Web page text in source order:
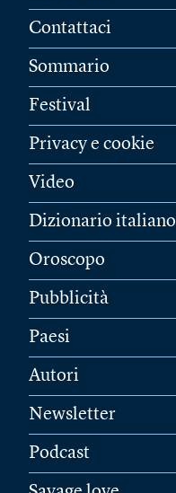
Contattaci
Sommario
Festival
Privacy e cookie
Video
Dizionario italiano
Oroscopo
Pubblicità
Paesi
Autori
Newsletter
Podcast